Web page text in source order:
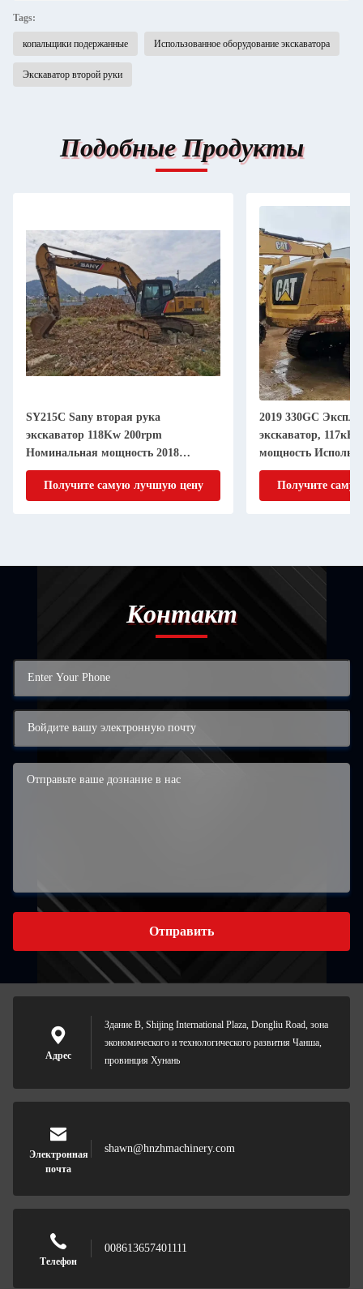
Tags:
копальщики подержанные Использованное оборудование экскаватора
Экскаватор второй руки
Подобные Продукты
SY215C Sany вторая рука
экскаватор 118Kw 200rpm
Номинальная мощность 2018
Производство
Получите самую лучшую цену
2019 330GC
экскаватор,
мощность
экскаватор для
Получите
Контакт
Отправить
Адрес
Здание B, Shijing International Plaza, Dongliu Road, зона
экономического и технологического развития Чанша,
провинция Хунань
Электронная
почта
shawn@hnzhmachinery.com
Телефон
008613657401111